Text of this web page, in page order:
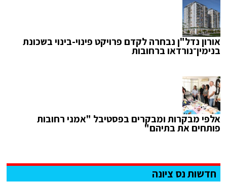
אורון נדל"ן נבחרה לקדם פרויקט פינוי-בינוי בשכונת
בנימין־נורדאו ברחובות
אלפי מבקרות ומבקרים בפסטיבל "אמני רחובות
פותחים את בתיהם"
חדשות נס ציונה